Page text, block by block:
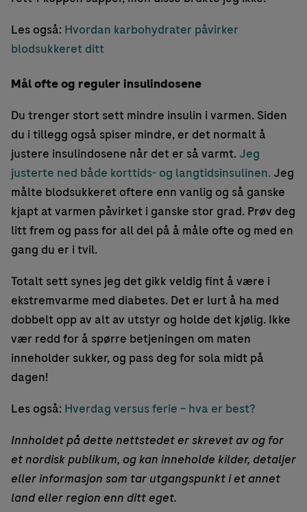
Les også: Hvordan karbohydrater påvirker
blodsukkeret ditt
Mål ofte og reguler insulindosene
Du trenger stort sett mindre insulin i varmen. Siden
du i tillegg også spiser mindre, er det normalt å
justere insulindosene når det er så varmt. Jeg
justerte ned både korttids- og langtidsinsulinen. Jeg
målte blodsukkeret oftere enn vanlig og så ganske
kjapt at varmen påvirket i ganske stor grad. Prøv deg
litt frem og pass for all del på å måle ofte og med en
gang du er i tvil.
Totalt sett synes jeg det gikk veldig fint å være i
ekstremvarme med diabetes. Det er lurt å ha med
dobbelt opp av alt av utstyr og holde det kjølig. Ikke
vær redd for å spørre betjeningen om maten
inneholder sukker, og pass deg for sola midt på
dagen!
Les også: Hverdag versus ferie – hva er best?
Innholdet på dette nettstedet er skrevet av og for
et nordisk publikum, og kan inneholde kilder, detaljer
eller informasjon som tar utgangspunkt i et annet
land eller region enn ditt eget.